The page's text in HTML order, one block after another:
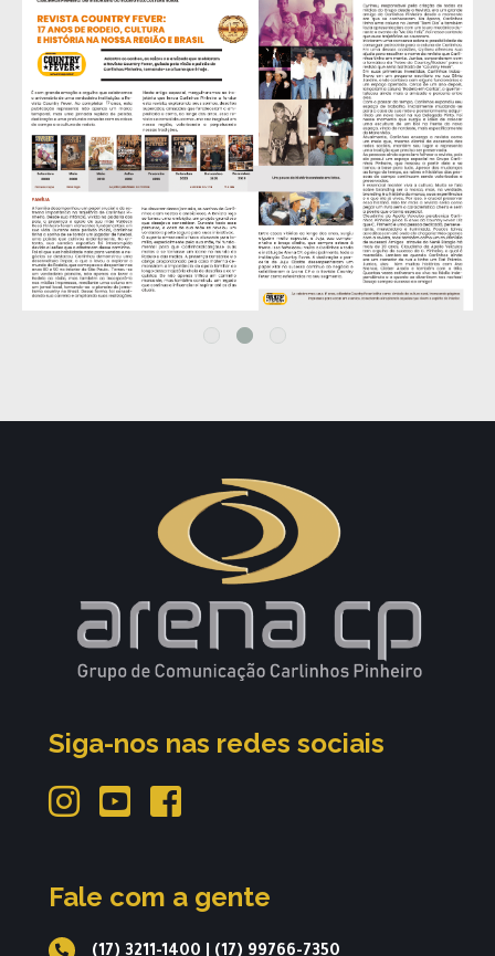
Siga-nos nas redes sociais
Fale com a gente
(17) 3211-1400 (17) 99766-7350